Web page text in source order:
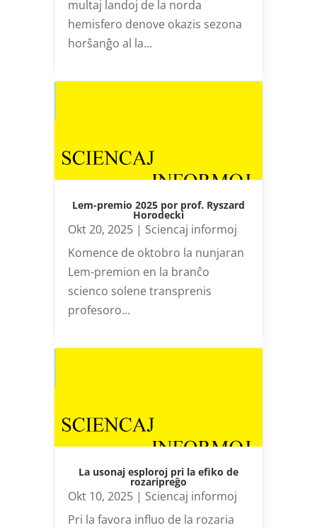
multaj landoj de la norda
hemisfero denove okazis sezona
horŝanĝo al la...
Lem-premio 2025 por prof. Ryszard
Horodecki
Okt 20, 2025| Sciencaj informoj
Komence de oktobro la nunjaran
Lem-premion en la branĉo
scienco solene transprenis
profesoro...
La usonaj esploroj pri la efiko de
rozaripreĝo
Okt 10, 2025| Sciencaj informoj
Pri la favora influo de la rozaria